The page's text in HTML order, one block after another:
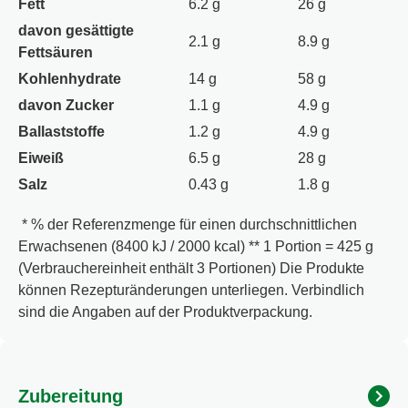
SELLERIE, SENF enthalten. ²Kochsalzersatz, gewonnen
aus natürlichen Kaliummineralien.
Fett 6.2 g 26 g
davon gesättigte
Fettsäuren
2.1 g 8.9 g
Kohlenhydrate 14 g 58 g
davon Zucker
1.1 g 4.9 g
Ballaststoffe
1.2 g
4.9 g
Eiweiß
6.5 g 28 g
Salz
0.43 g 1.8 g
* % der Referenzmenge für einen durchschnittlichen
Erwachsenen (8400 kJ / 2000 kcal) ** 1 Portion = 425 g
(Verbrauchereinheit enthält 3 Portionen) Die Produkte
können Rezepturänderungen unterliegen. Verbindlich
sind die Angaben auf der Produktverpackung.
Zubereitung